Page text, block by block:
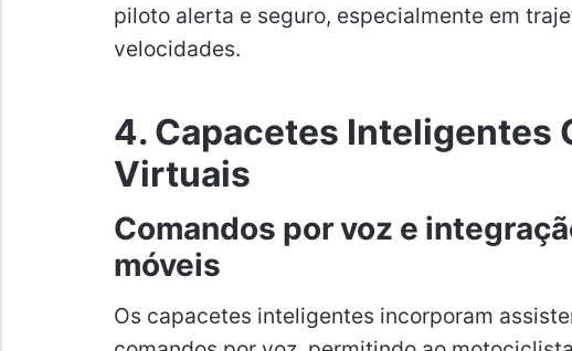
piloto alerta e seguro, especialmente em
velocidades.
4. Capacetes Inteligentes
Virtuais
Comandos por voz e
móveis
Os capacetes inteligentes incorporam